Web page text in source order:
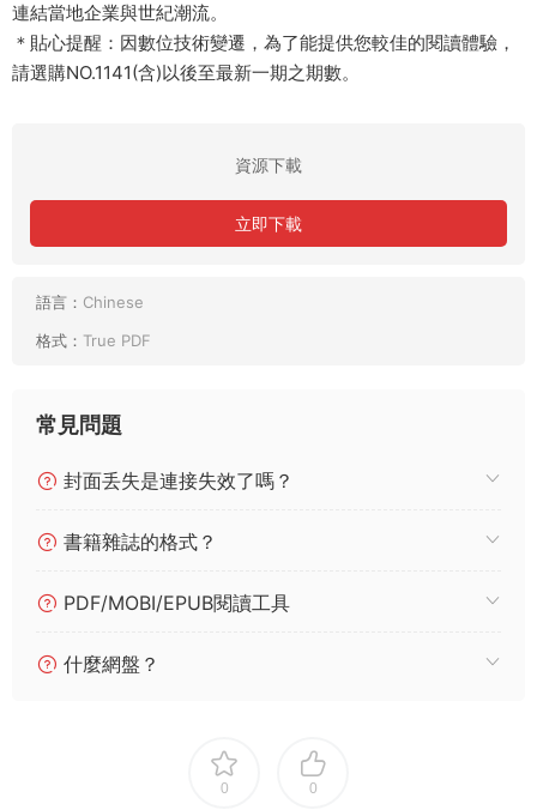
連結當地企業與世紀潮流。
＊貼心提醒：因數位技術變遷，為了能提供您較佳的閱讀體驗，
請選購NO.1141(含)以後至最新一期之期數。
資源下載
立即下載
語言： Chinese
格式： True PDF
常見問題
封面丢失是連接失效了嗎？
書籍雜誌的格式？
PDF/MOBI/EPUB閱讀工具
什麼網盤？
0 0